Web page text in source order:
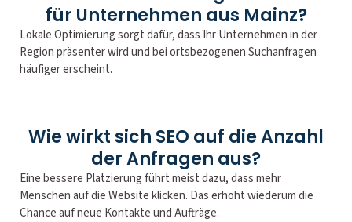
für Unternehmen aus Mainz?
Lokale Optimierung sorgt dafür, dass Ihr Unternehmen in der
Region präsenter wird und bei ortsbezogenen Suchanfragen
häufiger erscheint.
Wie wirkt sich SEO auf die Anzahl
der Anfragen aus?
Eine bessere Platzierung führt meist dazu, dass mehr
Menschen auf die Website klicken. Das erhöht wiederum die
Chance auf neue Kontakte und Aufträge.